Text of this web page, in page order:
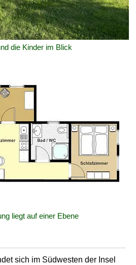
die Kinder im Blick
liegt auf einer Ebene
sich im Südwesten der Insel